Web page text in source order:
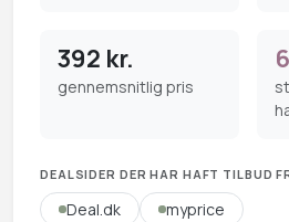
392 kr.
gennemsnitlig pris
DEALSIDER DER HAR HAFT TILBUD
Deal.dk myprice